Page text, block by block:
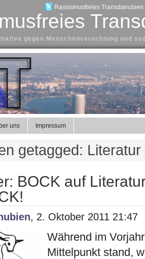
Rassismusfreies Transdanubien
gegen Menschenverachtung und
uns Impressum
getagged: Literatur
BOCK auf
, 2. Oktober 2011 21:47
Während im
Mittelpunkt stand,